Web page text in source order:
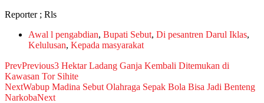
Reporter ; Rls
Awal l pengabdian, Bupati Sebut, Di pesantren Darul Iklas,
Kelulusan, Kepada masyarakat
PrevPrevious3 Hektar Ladang Ganja Kembali Ditemukan di
Kawasan Tor Sihite
NextWabup Madina Sebut Olahraga Sepak Bola Bisa Jadi Benteng
NarkobaNext